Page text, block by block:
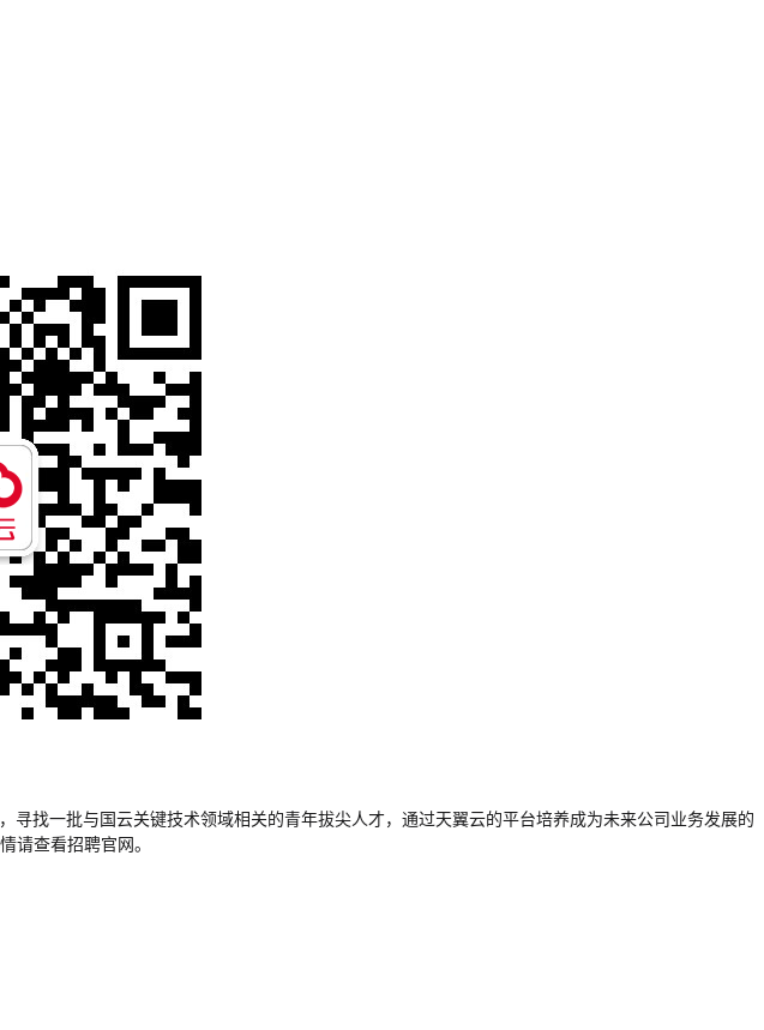
找一批与国云关键技术领域相关的青年拔尖人才，通过天翼云的平台培养成为未来公司业务发展的
请查看招聘官网。